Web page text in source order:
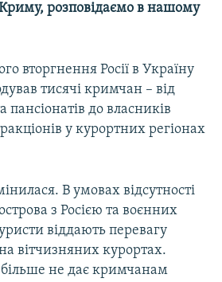
розповідаємо в нашому
вторгнення Росії в Україну
тисячі кримчан – від
пансіонатів до власників
у курортних регіонах
В умовах відсутності
з Росією та воєнних
віддають перевагу
вітчизняних курортах.
не дає кримчанам